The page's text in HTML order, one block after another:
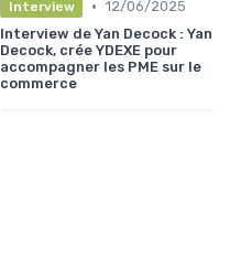
Interview • 12/06/2025
Interview de Yan Decock : Yan
Decock, crée YDEXE pour
accompagner les PME sur le
commerce